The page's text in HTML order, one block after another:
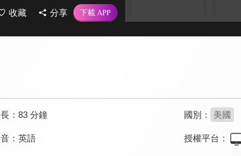
收藏 分享
： 83 分鐘 國別： 美國
： 英語 授權平台：